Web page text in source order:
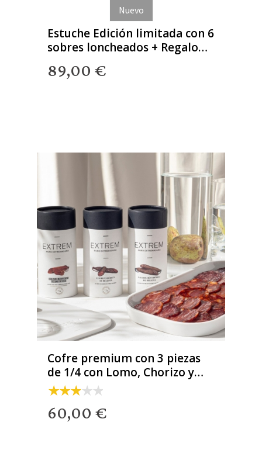
Nuevo
Estuche Edición limitada con 6
sobres loncheados + Regalo
89,00 €
Cofre premium con 3 piezas
de 1/4 con Lomo, Chorizo y
Salchichón
60,00 €